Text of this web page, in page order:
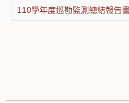
110學年度巡勘監測總結報告